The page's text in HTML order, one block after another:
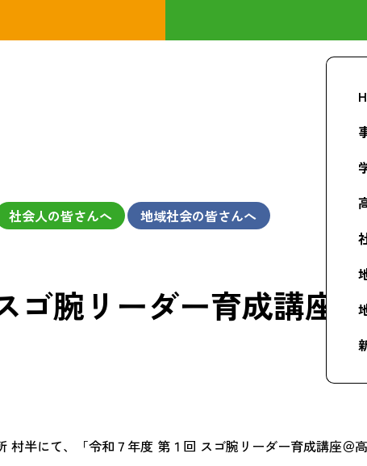
社会人の皆さんへ
地域社会の皆さんへ
ゴ腕リーダー育成講座＠
半にて、「令和７年度 第１回 スゴ腕リーダー育成講座＠高